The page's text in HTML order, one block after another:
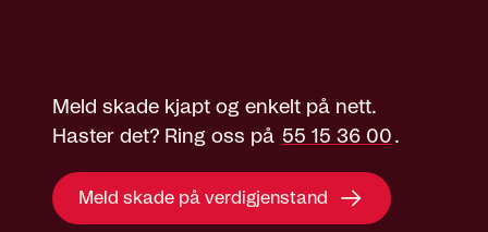
Meld skade kjapt og enkelt på nett.
Haster det? Ring oss på 55 15 36 00 .
Meld skade på verdigjenstand